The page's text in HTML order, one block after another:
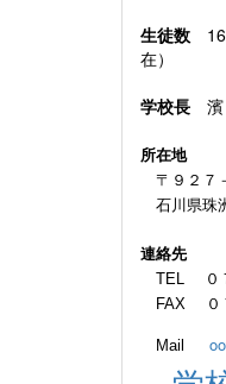
生徒数 16
在）
学校長
所在地
〒９２７
石川県珠
連絡先
TEL ０７
FAX ０７
Mail